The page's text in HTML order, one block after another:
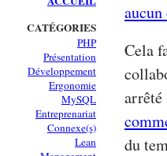
CATÉGORIES
PHP
Présentation
Développement
Ergonomie
MySQL
Entreprenariat
Connexe(s)
Lean
Cela
du